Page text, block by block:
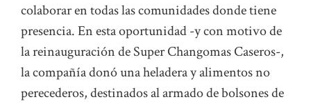
colaborar en todas las comunidades donde tiene
presencia. En esta oportunidad -y con motivo de
la reinauguración de Super Changomas Caseros-,
la compañía donó una heladera y alimentos no
perecederos, destinados al armado de bolsones de